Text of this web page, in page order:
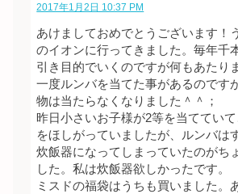
2017年1月2日 10:37 PM
あけましておめでとうございます！
のイオンに行ってきました。毎年千
引き目的でいくのですが何もあたり
一度ルンバを当てた事があるのです
物は当たらなくなりました＾＾；
昨日小さいお子様が2等を当ててい
をほしがっていましたが、ルンバは
炊飯器になってしまっていたのがち
した。私は炊飯器欲しかったです。
ミスドの福袋はうちも買いました。